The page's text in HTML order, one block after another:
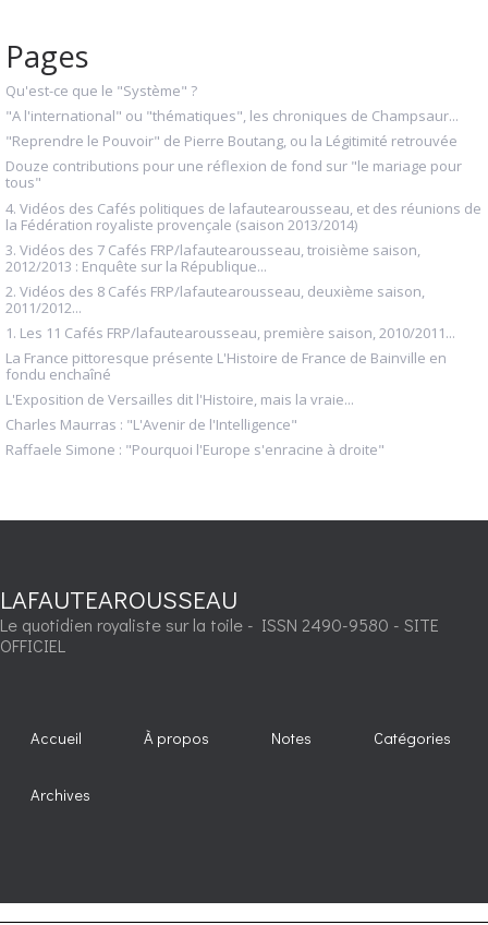
Pages
Qu'est-ce que le "Système" ?
"A l'international" ou "thématiques", les chroniques de Champsaur...
"Reprendre le Pouvoir" de Pierre Boutang, ou la Légitimité retrouvée
Douze contributions pour une réflexion de fond sur "le mariage pour
tous"
4. Vidéos des Cafés politiques de lafautearousseau, et des réunions de
la Fédération royaliste provençale (saison 2013/2014)
3. Vidéos des 7 Cafés FRP/lafautearousseau, troisième saison,
2012/2013 : Enquête sur la République...
2. Vidéos des 8 Cafés FRP/lafautearousseau, deuxième saison,
2011/2012...
1. Les 11 Cafés FRP/lafautearousseau, première saison, 2010/2011...
La France pittoresque présente L'Histoire de France de Bainville en
fondu enchaîné
L'Exposition de Versailles dit l'Histoire, mais la vraie...
Charles Maurras : "L'Avenir de l'Intelligence"
Raffaele Simone : "Pourquoi l'Europe s'enracine à droite"
LAFAUTEAROUSSEAU
Le quotidien royaliste sur la toile - ISSN 2490-9580 - SITE
OFFICIEL
Accueil À propos Notes Catégories
Archives